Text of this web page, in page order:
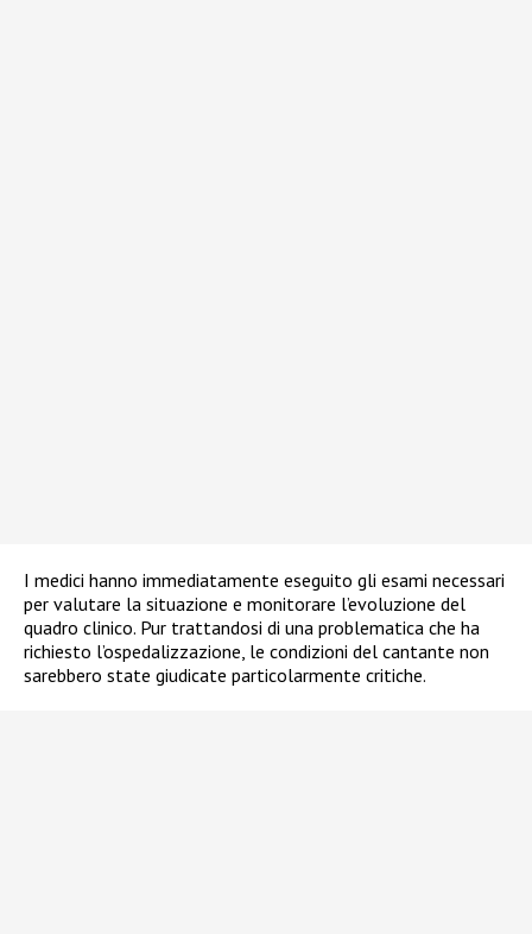
I medici hanno immediatamente eseguito gli esami necessari
per valutare la situazione e monitorare l’evoluzione del
quadro clinico. Pur trattandosi di una problematica che ha
richiesto l’ospedalizzazione, le condizioni del cantante non
sarebbero state giudicate particolarmente critiche.